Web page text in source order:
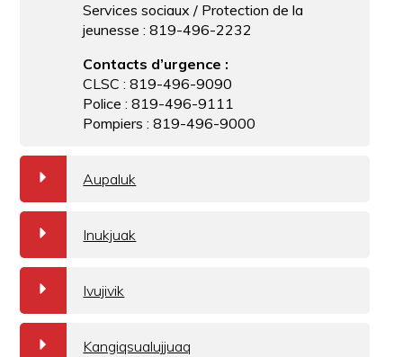
Services sociaux / Protection de la
jeunesse : 819-496-2232
Contacts d’urgence :
CLSC : 819-496-9090
Police : 819-496-9111
Pompiers : 819-496-9000
a Aupaluk
a Inukjuak
a Ivujivik
a Kangiqsualujjuaq